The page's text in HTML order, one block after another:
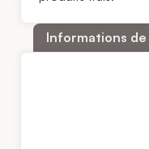
Informations